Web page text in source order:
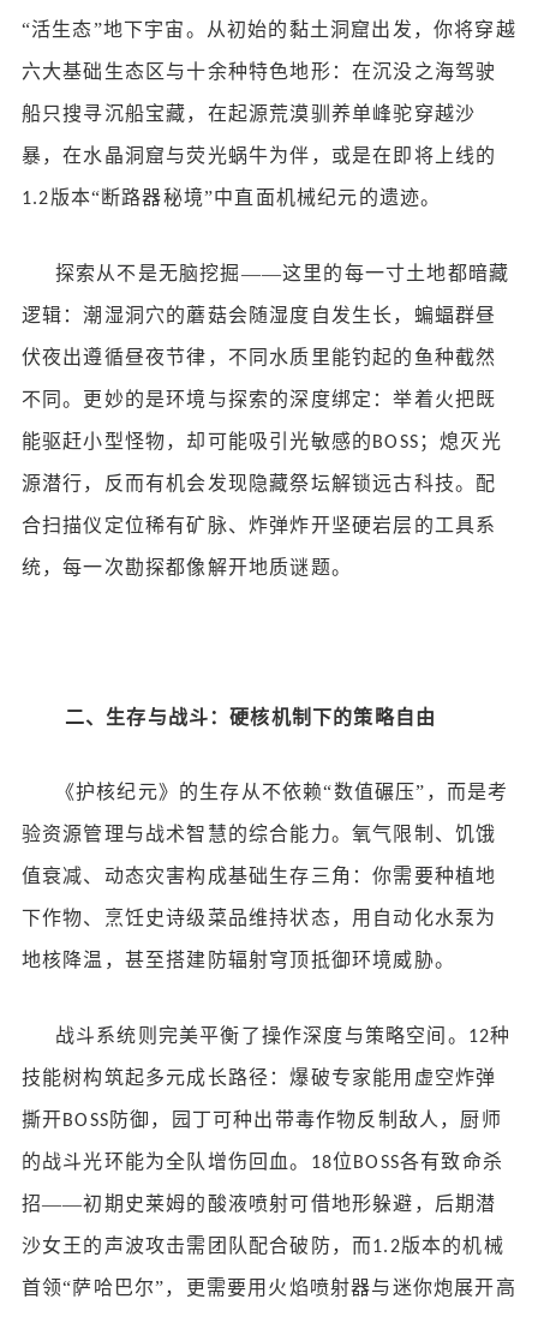
“活生态”地下宇宙。从初始的黏土洞窟出发，你将穿越
六大基础生态区与十余种特色地形：在沉没之海驾驶
船只搜寻沉船宝藏，在起源荒漠驯养单峰驼穿越沙
暴，在水晶洞窟与荧光蜗牛为伴，或是在即将上线的
1.2版本“断路器秘境”中直面机械纪元的遗迹。
探索从不是无脑挖掘——这里的每一寸土地都暗藏
逻辑：潮湿洞穴的蘑菇会随湿度自发生长，蝙蝠群昼
伏夜出遵循昼夜节律，不同水质里能钓起的鱼种截然
不同。更妙的是环境与探索的深度绑定：举着火把既
能驱赶小型怪物，却可能吸引光敏感的 BOSS ；熄灭光
源潜行，反而有机会发现隐藏祭坛解锁远古科技。配
合扫描仪定位稀有矿脉、炸弹炸开坚硬岩层的工具系
统，每一次勘探都像解开地质谜题。
二、生存与战斗：硬核机制下的策略自由
《护核纪元》的生存从不依赖“数值碾压”，而是考
验资源管理与战术智慧的综合能力。氧气限制、饥饿
值衰减、动态灾害构成基础生存三角：你需要种植地
下作物、烹饪史诗级菜品维持状态，用自动化水泵为
地核降温，甚至搭建防辐射穹顶抵御环境威胁。
战斗系统则完美平衡了操作深度与策略空间。 12种
技能树构筑起多元成长路径：爆破专家能用虚空炸弹
撕开BOSS 防御，园丁可种出带毒作物反制敌人，厨师
的战斗光环能为全队增伤回血。 18位 BOSS各有致命杀
招——初期史莱姆的酸液喷射可借地形躲避，后期潜
沙女王的声波攻击需团队配合破防，而1.2版本的机械
首领“萨哈巴尔”，更需要用火焰喷射器与迷你炮展开高